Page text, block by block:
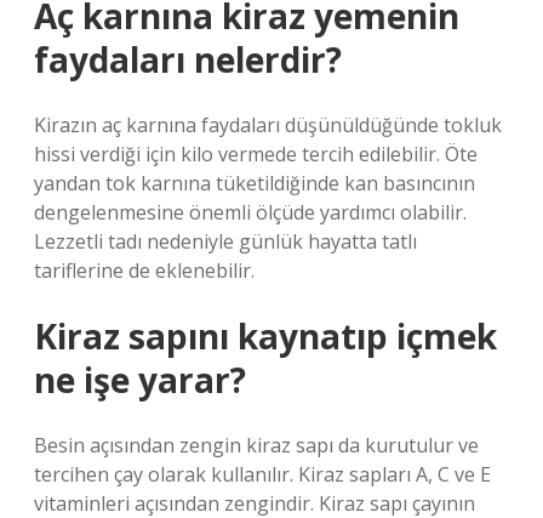
Aç karnına kiraz yemenin
faydaları nelerdir?
Kirazın aç karnına faydaları düşünüldüğünde tokluk
hissi verdiği için kilo vermede tercih edilebilir. Öte
yandan tok karnına tüketildiğinde kan basıncının
dengelenmesine önemli ölçüde yardımcı olabilir.
Lezzetli tadı nedeniyle günlük hayatta tatlı
tariflerine de eklenebilir.
Kiraz sapını kaynatıp içmek
ne işe yarar?
Besin açısından zengin kiraz sapı da kurutulur ve
tercihen çay olarak kullanılır. Kiraz sapları A, C ve E
vitaminleri açısından zengindir. Kiraz sapı çayının